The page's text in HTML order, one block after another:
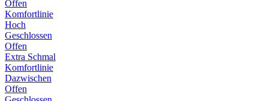
Offen
Komfortlinie
Hoch
Geschlossen
Offen
Extra Schmal
Komfortlinie
Dazwischen
Offen